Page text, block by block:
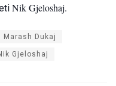
Nik Gjeloshaj.
Marash Dukaj
Gjeloshaj